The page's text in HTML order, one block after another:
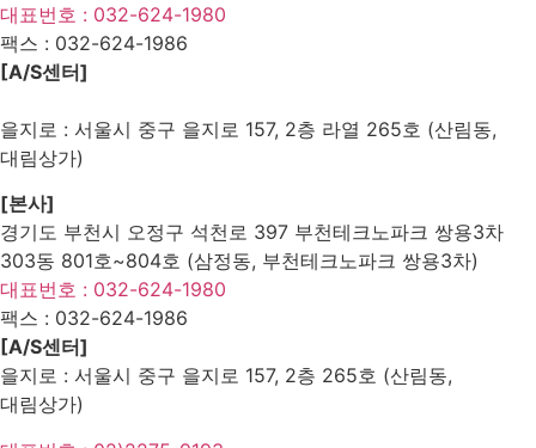
대표번호 : 032-624-1980
팩스 : 032-624-1986
[A/S센터]
을지로 : 서울시 중구 을지로 157, 2층 라열 265호 (산림동,
대림상가)
[본사]
경기도 부천시 오정구 석천로 397 부천테크노파크 쌍용3차
303동 801호~804호 (삼정동, 부천테크노파크 쌍용3차)
대표번호 : 032-624-1980
팩스 : 032-624-1986
[A/S센터]
을지로 : 서울시 중구 을지로 157, 2층 265호 (산림동,
대림상가)